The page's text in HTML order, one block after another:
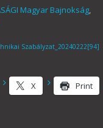
Magyar Bajnokság,
Szabályzat_20240222[94]
X Print